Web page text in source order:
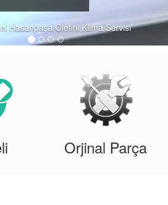
Olefini Klima Servisi
Orjinal Parça